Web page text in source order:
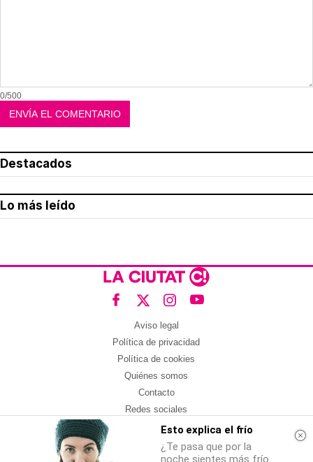
0/500
Destacados
Lo más leído
Aviso legal
Política de privacidad
Política de cookies
Quiénes somos
Contacto
Redes sociales
Con la colaboración de:Esto explica el frío
¿Te pasa que por la
noche sientes más frío